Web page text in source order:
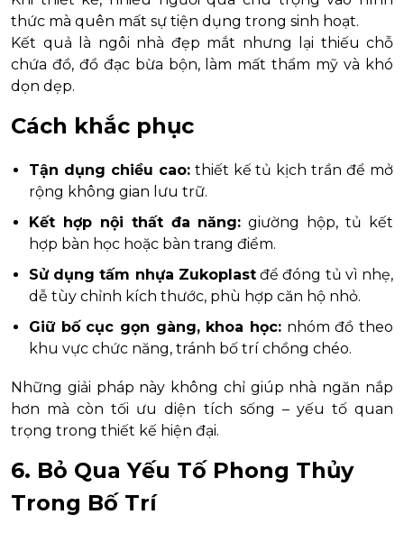
thức mà quên mất sự tiện dụng trong sinh hoạt.
Kết quả là ngôi nhà đẹp mắt nhưng lại thiếu chỗ
chứa đồ, đồ đạc bừa bộn, làm mất thẩm mỹ và khó
dọn dẹp.
Cách khắc phục
Tận dụng chiều cao:thiết kế tủ kịch trần để mở
rộng không gian lưu trữ.
Kết hợp nội thất đa năng: giường hộp, tủ kết
hợp bàn học hoặc bàn trang điểm.
Sử dụng tấm nhựa Zukoplastđể đóng tủ vì nhẹ,
dễ tùy chỉnh kích thước, phù hợp căn hộ nhỏ.
Giữ bố cục gọn gàng, khoa học: nhóm đồ theo
khu vực chức năng, tránh bố trí chồng chéo.
Những giải pháp này không chỉ giúp nhà ngăn nắp
hơn mà còn tối ưu diện tích sống – yếu tố quan
trọng trong thiết kế hiện đại.
6. Bỏ Qua Yếu Tố Phong Thủy
Trong Bố Trí